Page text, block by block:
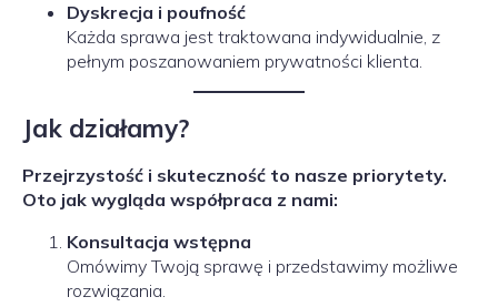
Dyskrecja i poufność
Każda sprawa jest traktowana indywidualnie, z
pełnym poszanowaniem prywatności klienta.
Jak działamy?
Przejrzystość i skuteczność to nasze priorytety.
Oto jak wygląda współpraca z nami:
Konsultacja wstępna
Omówimy Twoją sprawę i przedstawimy możliwe
rozwiązania.